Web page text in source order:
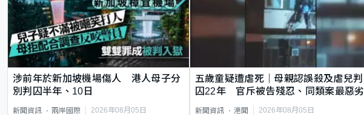
涉前年於新加坡機場傷人 港人母子分
別判囚半年、10日
新聞資訊 兩岸國際 2026年08月05日
五歲童疑遭虐死｜母親認誤殺及虐兒判
囚22年 官斥被告殘忍、同類案最惡劣
新聞資訊 港聞 2026年08月05日